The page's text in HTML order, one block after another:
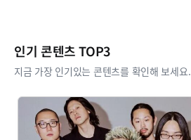
인기 콘텐츠 TOP3
지금 가장 인기있는 콘텐츠를 확인해 보세요.